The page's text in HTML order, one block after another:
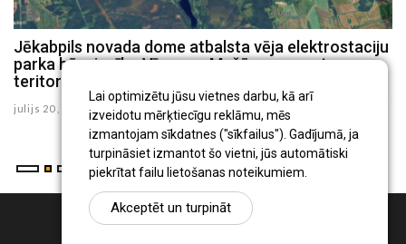
Lai optimizētu jūsu vietnes darbu, kā arī
izveidotu mērķtiecīgu reklāmu, mēs
izmantojam sīkdatnes ("sīkfailus"). Gadījumā, ja
turpināsiet izmantot šo vietni, jūs automātiski
piekrītat failu lietošanas noteikumiem.
Akceptēt un turpināt
Jēkabpils novada dome atbalsta vēja elektrostaciju
parka būvniecību Vīpes un Mežāres pagastu
teritorijā
julijs 20 , 2026